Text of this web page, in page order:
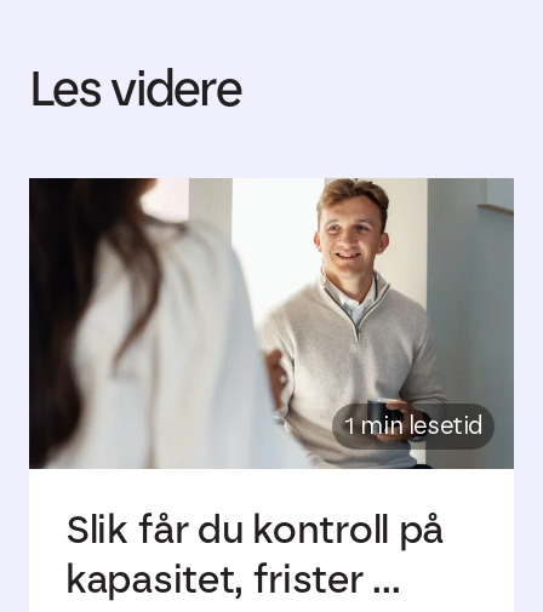
Les videre
1 min lesetid
Slik får du kontroll på
kapasitet, frister ...